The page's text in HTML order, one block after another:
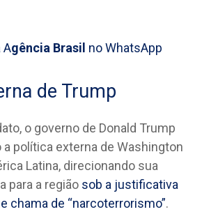
Agência Brasil no WhatsApp
de Trump
o governo de Donald Trump
política externa de Washington
Latina, direcionando sua
para a região sob a justificativa
chama de “narcoterrorismo”.